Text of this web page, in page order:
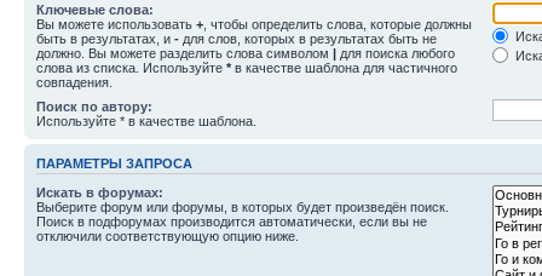
Ключевые слова:
Вы можете использовать + , чтобы определить слова, которые должны
быть в результатах, и - для слов, которых в результатах быть не
должно. Вы можете разделить слова символом | для поиска любого
слова из списка. Используйте * в качестве шаблона для частичного
совпадения.
Поиск по автору:
Используйте * в качестве шаблона.
ПАРАМЕТРЫ ЗАПРОСА
Искать в форумах:
Выберите форум или форумы, в которых будет произведён поиск.
Поиск в подфорумах производится автоматически, если вы не
отключили соответствующую опцию ниже.